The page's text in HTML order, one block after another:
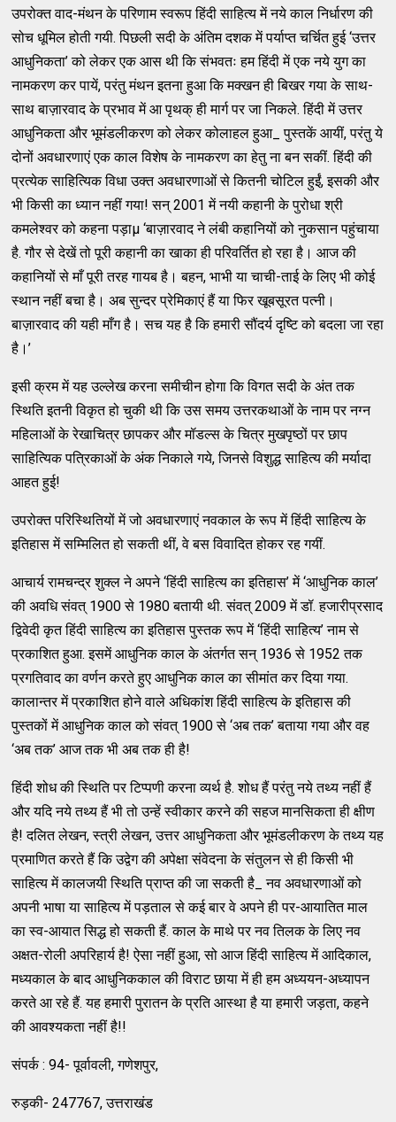
उपरोक्त वाद-मंथन के परिणाम स्वरूप हिंदी साहित्य में नये काल निर्धारण की
सोच धूमिल होती गयी. पिछली सदी के अंतिम दशक में पर्याप्त चर्चित हुई ‘उत्तर
आधुनिकता’ को लेकर एक आस थी कि संभवतः हम हिंदी में एक नये युग का
नामकरण कर पायें, परंतु मंथन इतना हुआ कि मक्खन ही बिखर गया के साथ-
साथ बाज़ारवाद के प्रभाव में आ पृथक् ही मार्ग पर जा निकले. हिंदी में उत्तर
आधुनिकता और भूमंडलीकरण को लेकर कोलाहल हुआ_ पुस्तकें आयीं, परंतु ये
दोनों अवधारणाएं एक काल विशेष के नामकरण का हेतु ना बन सकीं. हिंदी की
प्रत्येक साहित्यिक विधा उक्त अवधारणाओं से कितनी चोटिल हुईं, इसकी और
भी किसी का ध्यान नहीं गया! सन् 2001 में नयी कहानी के पुरोधा श्री
कमलेश्वर को कहना पड़ाµ ‘बाज़ारवाद ने लंबी कहानियों को नुकसान पहुंचाया
है. गौर से देखें तो पूरी कहानी का खाका ही परिवर्तित हो रहा है। आज की
कहानियों से माँ पूरी तरह गायब है। बहन, भाभी या चाची-ताई के लिए भी कोई
स्थान नहीं बचा है। अब सुन्दर प्रेमिकाएं हैं या फिर खूबसूरत पत्नी।
बाज़ारवाद की यही माँग है। सच यह है कि हमारी सौंदर्य दृष्टि को बदला जा रहा
है।’
इसी क्रम में यह उल्लेख करना समीचीन होगा कि विगत सदी के अंत तक
स्थिति इतनी विकृत हो चुकी थी कि उस समय उत्तरकथाओं के नाम पर नग्न
महिलाओं के रेखाचित्र छापकर और मॉडल्स के चित्र मुखपृष्ठों पर छाप
साहित्यिक पत्रिकाओं के अंक निकाले गये, जिनसे विशुद्ध साहित्य की मर्यादा
आहत हुई!
उपरोक्त परिस्थितियों में जो अवधारणाएं नवकाल के रूप में हिंदी साहित्य के
इतिहास में सम्मिलित हो सकती थीं, वे बस विवादित होकर रह गयीं.
आचार्य रामचन्द्र शुक्ल ने अपने ‘हिंदी साहित्य का इतिहास’ में ‘आधुनिक काल’
की अवधि संवत् 1900 से 1980 बतायी थी. संवत् 2009 में डॉ. हजारीप्रसाद
द्विवेदी कृत हिंदी साहित्य का इतिहास पुस्तक रूप में ‘हिंदी साहित्य’ नाम से
प्रकाशित हुआ. इसमें आधुनिक काल के अंतर्गत सन् 1936 से 1952 तक
प्रगतिवाद का वर्णन करते हुए आधुनिक काल का सीमांत कर दिया गया.
कालान्तर में प्रकाशित होने वाले अधिकांश हिंदी साहित्य के इतिहास की
पुस्तकों में आधुनिक काल को संवत् 1900 से ‘अब तक’ बताया गया और वह
‘अब तक’ आज तक भी अब तक ही है!
हिंदी शोध की स्थिति पर टिप्पणी करना व्यर्थ है. शोध हैं परंतु नये तथ्य नहीं हैं
और यदि नये तथ्य हैं भी तो उन्हें स्वीकार करने की सहज मानसिकता ही क्षीण
है! दलित लेखन, स्त्री लेखन, उत्तर आधुनिकता और भूमंडलीकरण के तथ्य यह
प्रमाणित करते हैं कि उद्वेग की अपेक्षा संवेदना के संतुलन से ही किसी भी
साहित्य में कालजयी स्थिति प्राप्त की जा सकती है_ नव अवधारणाओं को
अपनी भाषा या साहित्य में पड़ताल से कई बार वे अपने ही पर-आयातित माल
का स्व-आयात सिद्ध हो सकती हैं. काल के माथे पर नव तिलक के लिए नव
अक्षत-रोली अपरिहार्य है! ऐसा नहीं हुआ, सो आज हिंदी साहित्य में आदिकाल,
मध्यकाल के बाद आधुनिककाल की विराट छाया में ही हम अध्ययन-अध्यापन
करते आ रहे हैं. यह हमारी पुरातन के प्रति आस्था है या हमारी जड़ता, कहने
की आवश्यकता नहीं है!!
संपर्क : 94- पूर्वावली, गणेशपुर,
रुड़की- 247767, उत्तराखंड